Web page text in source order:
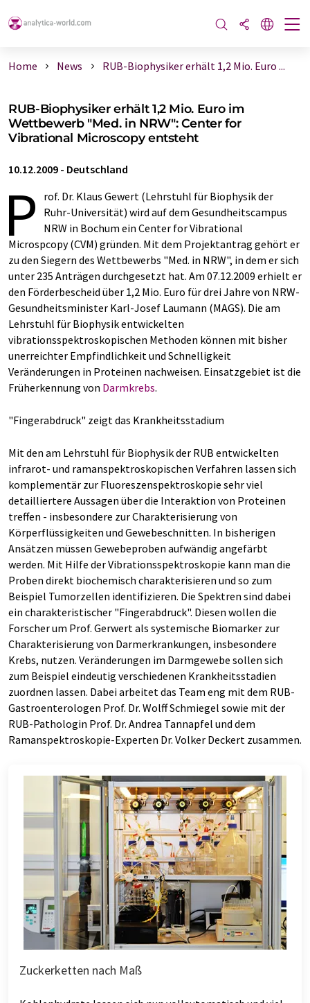
Home News RUB-Biophysiker erhält 1,2 Mio. Euro ...
RUB-Biophysiker erhält 1,2 Mio. Euro im
Wettbewerb "Med. in NRW": Center for
Vibrational Microscopy entsteht
10.12.2009 - Deutschland
P
rof. Dr. Klaus Gewert (Lehrstuhl für Biophysik der
Ruhr-Universität) wird auf dem Gesundheitscampus
NRW in Bochum ein Center for Vibrational
Microspcopy (CVM) gründen. Mit dem Projektantrag gehört er
zu den Siegern des Wettbewerbs "Med. in NRW", in dem er sich
unter 235 Anträgen durchgesetzt hat. Am 07.12.2009 erhielt er
den Förderbescheid über 1,2 Mio. Euro für drei Jahre von NRW-
Gesundheitsminister Karl-Josef Laumann (MAGS). Die am
Lehrstuhl für Biophysik entwickelten
vibrationsspektroskopischen Methoden können mit bisher
unerreichter Empfindlichkeit und Schnelligkeit
Veränderungen in Proteinen nachweisen. Einsatzgebiet ist die
Früherkennung von Darmkrebs.
"Fingerabdruck" zeigt das Krankheitsstadium
Mit den am Lehrstuhl für Biophysik der RUB entwickelten
infrarot- und ramanspektroskopischen Verfahren lassen sich
komplementär zur Fluoreszenspektroskopie sehr viel
detailliertere Aussagen über die Interaktion von Proteinen
treffen - insbesondere zur Charakterisierung von
Körperflüssigkeiten und Gewebeschnitten. In bisherigen
Ansätzen müssen Gewebeproben aufwändig angefärbt
werden. Mit Hilfe der Vibrationsspektroskopie kann man die
Proben direkt biochemisch charakterisieren und so zum
Beispiel Tumorzellen identifizieren. Die Spektren sind dabei
ein charakteristischer "Fingerabdruck". Diesen wollen die
Forscher um Prof. Gerwert als systemische Biomarker zur
Charakterisierung von Darmerkrankungen, insbesondere
Krebs, nutzen. Veränderungen im Darmgewebe sollen sich
zum Beispiel eindeutig verschiedenen Krankheitsstadien
zuordnen lassen. Dabei arbeitet das Team eng mit dem RUB-
Gastroenterologen Prof. Dr. Wolff Schmiegel sowie mit der
RUB-Pathologin Prof. Dr. Andrea Tannapfel und dem
Ramanspektroskopie-Experten Dr. Volker Deckert zusammen.
Zuckerketten nach Maß